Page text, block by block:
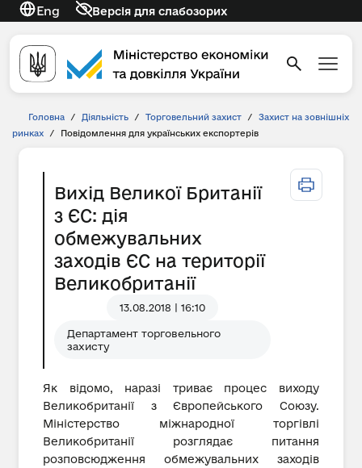
Eng Версія для слабозорих
Головна / Діяльність / Торговельний захист /
Захист на зовнішніх
ринках
/ Повідомлення для українських експортерів
Вихід Великої Британії
з ЄС: дія
обмежувальних
заходів ЄС на території
Великобританії
13.08.2018 | 16:10
Департамент торговельного
захисту
Як відомо, наразі триває процес виходу
Великобританії з Європейського Союзу.
Міністерство міжнародної торгівлі
Великобританії розглядає питання
розповсюдження обмежувальних заходів